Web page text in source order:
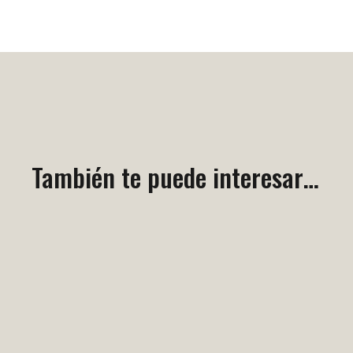
También te puede interesar…